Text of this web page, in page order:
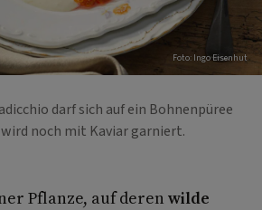
Foto: Ingo Eisenhut
darf sich auf ein Bohnenpüree
noch mit Kaviar garniert.
Pflanze, auf deren wilde